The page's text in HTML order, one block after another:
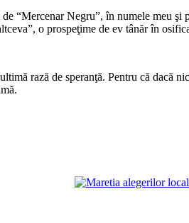
“Mercenar Negru”, în numele meu
o prospeţime de ev tânăr în
rază de speranţă. Pentru că dacă